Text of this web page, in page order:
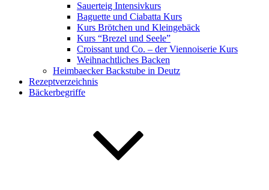
Sauerteig Intensivkurs
Baguette und Ciabatta Kurs
Kurs Brötchen und Kleingebäck
Kurs “Brezel und Seele”
Croissant und Co. – der Viennoiserie Kurs
Weihnachtliches Backen
Heimbaecker Backstube in Deutz
Rezeptverzeichnis
Bäckerbegriffe